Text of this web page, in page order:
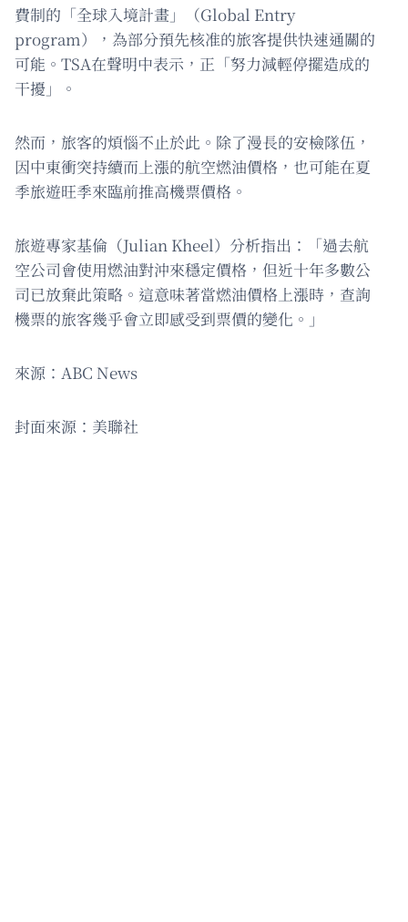
費制的「全球入境計畫」（Global Entry
program），為部分預先核准的旅客提供快速通關的
可能。TSA在聲明中表示，正「努力減輕停擺造成的
干擾」。
然而，旅客的煩惱不止於此。除了漫長的安檢隊伍，
因中東衝突持續而上漲的航空燃油價格，也可能在夏
季旅遊旺季來臨前推高機票價格。
旅遊專家基倫（Julian Kheel）分析指出：「過去航
空公司會使用燃油對沖來穩定價格，但近十年多數公
司已放棄此策略。這意味著當燃油價格上漲時，查詢
機票的旅客幾乎會立即感受到票價的變化。」
來源：ABC News
封面來源：美聯社